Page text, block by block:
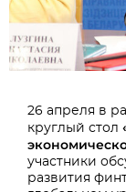
26 апреля в
круглый стол
участники
развития